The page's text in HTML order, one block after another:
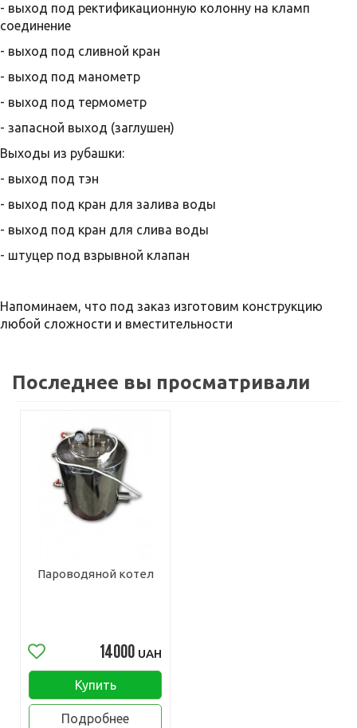
- выход под ректификационную колонну на кламп
соединение
- выход под сливной кран
- выход под манометр
- выход под термометр
- запасной выход (заглушен)
Выходы из рубашки:
- выход под тэн
- выход под кран для залива воды
- выход под кран для слива воды
- штуцер под взрывной клапан
Напоминаем, что под заказ изготовим конструкцию
любой сложности и вместительности
Последнее вы просматривали
Пароводяной котел
14000 UAH
Купить
Подробнее